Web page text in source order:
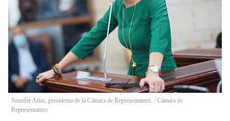
Jennifer Arias, presidenta de la Cámara de Representantes. / Cámara de
Representantes